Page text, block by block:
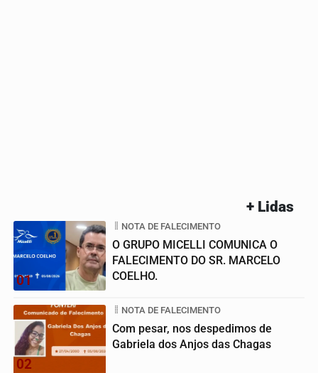
+ Lidas
01
NOTA DE FALECIMENTO
O GRUPO MICELLI COMUNICA O
FALECIMENTO DO SR. MARCELO
COELHO.
02
NOTA DE FALECIMENTO
Com pesar, nos despedimos de
Gabriela dos Anjos das Chagas